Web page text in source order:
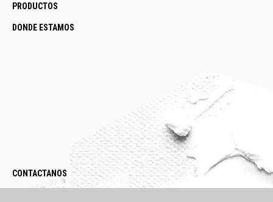
PRODUCTOS
DONDE ESTAMOS
CONTACTANOS